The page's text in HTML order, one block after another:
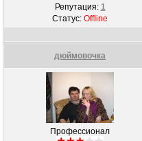
Репутация: 1
Статус: Offline
дюймовочка
Профессионал